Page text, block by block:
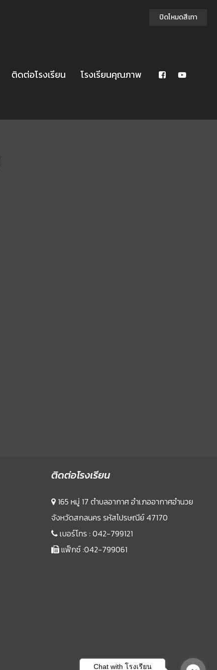
ติดต่อโรงเรียน โรงเรียนคุณภาพ
ติดต่อโรงเรียน
165 หมู่ 17 ตำบลอากาศ อำเภออากาศอำนวย
จังหวัดสกลนคร รหัสไปรษณีย์ 47170
เบอร์โทร : 042-799121
แฟ็กซ์ :042-799061
ปิดโหมดสีเทา
Chat with โรงเรียน